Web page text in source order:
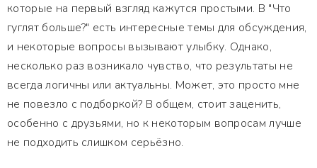
которые на первый взгляд кажутся простыми. В "Что
гуглят больше?" есть интересные темы для обсуждения,
и некоторые вопросы вызывают улыбку. Однако,
несколько раз возникало чувство, что результаты не
всегда логичны или актуальны. Может, это просто мне
не повезло с подборкой? В общем, стоит заценить,
особенно с друзьями, но к некоторым вопросам лучше
не подходить слишком серьёзно.